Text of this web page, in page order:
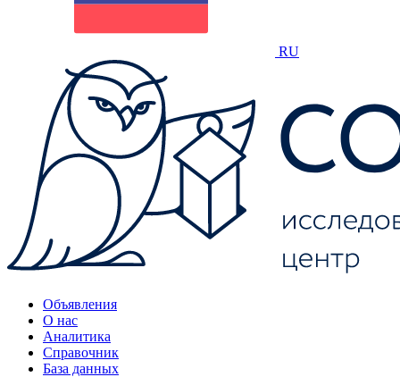
RU
Объявления
О нас
Аналитика
Справочник
База данных